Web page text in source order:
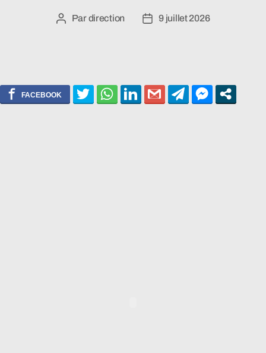
Auteur
Pardirection
Date9 juillet 2026